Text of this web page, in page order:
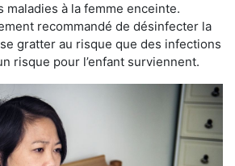
maladies à la femme enceinte.
recommandé de désinfecter la
gratter au risque que des infections
risque pour l’enfant surviennent.